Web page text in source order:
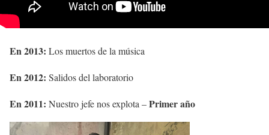
En 2013: Los muertos de la música
En 2012: Salidos del laboratorio
En 2011: Nuestro jefe nos explota –Primer año